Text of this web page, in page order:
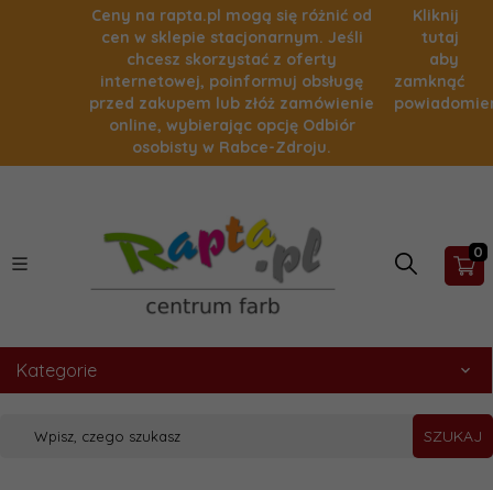
Ceny na rapta.pl mogą się różnić od
cen w sklepie stacjonarnym. Jeśli
chcesz skorzystać z oferty
internetowej, poinformuj obsługę
przed zakupem lub złóż zamówienie
online, wybierając opcję Odbiór
osobisty w Rabce-Zdroju.
Kliknij
tutaj
aby
zamknąć
0
Kategorie
SZUKAJ